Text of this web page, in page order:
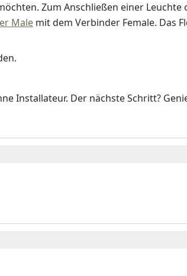
Zum Anschließen einer Leuchte
Male mit dem Verbinder Female. Das
Installateur. Der nächste Schritt?